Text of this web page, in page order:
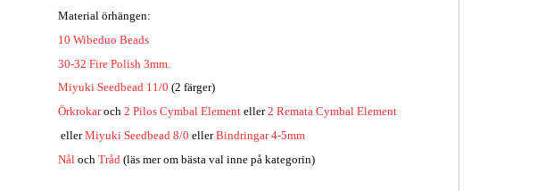
Material örhängen:
10 Wibeduo Beads
30-32 Fire Polish 3mm.
Miyuki Seedbead 11/0 (2 färger)
Örkrokaroch 2 Pilos Cymbal Element eller2 Remata Cymbal Element
ellerMiyuki Seedbead 8/0 ellerBindringar 4-5mm
Nål och Tråd (läs mer om bästa val inne på kategorin)